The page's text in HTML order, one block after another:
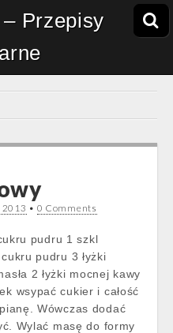
Przepisy
2013 • 0 Comments
pudru 1 szkl
pudru 3 łyżki
2 łyżki mocnej kawy
wsypać cukier i całość
Wówczas dodać
Wylać masę do formy